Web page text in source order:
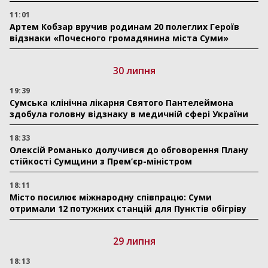
11:01
Артем Кобзар вручив родинам 20 полеглих Героїв
відзнаки «Почесного громадянина міста Суми»
30 липня
19:39
Сумська клінічна лікарня Святого Пантелеймона
здобула головну відзнаку в медичній сфері України
18:33
Олексій Романько долучився до обговорення Плану
стійкості Сумщини з Прем’єр-міністром
18:11
Місто посилює міжнародну співпрацю: Суми
отримали 12 потужних станцій для Пунктів обігріву
29 липня
18:13